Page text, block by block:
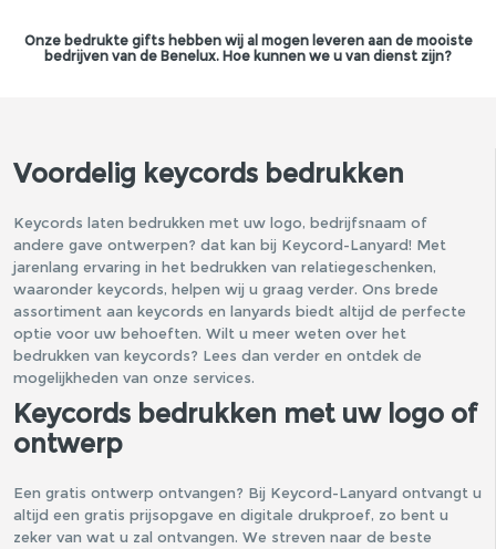
Onze bedrukte gifts hebben wij al mogen leveren aan de mooiste
bedrijven van de Benelux. Hoe kunnen we u van dienst zijn?
Voordelig keycords bedrukken
Keycords laten bedrukken met uw logo, bedrijfsnaam of
andere gave ontwerpen? dat kan bij Keycord-Lanyard! Met
jarenlang ervaring in het bedrukken van relatiegeschenken,
waaronder keycords, helpen wij u graag verder. Ons brede
assortiment aan keycords en lanyards biedt altijd de perfecte
optie voor uw behoeften. Wilt u meer weten over het
bedrukken van keycords? Lees dan verder en ontdek de
mogelijkheden van onze services.
Keycords bedrukken met uw logo of
ontwerp
Een gratis ontwerp ontvangen? Bij Keycord-Lanyard ontvangt u
altijd een gratis prijsopgave en digitale drukproef, zo bent u
zeker van wat u zal ontvangen. We streven naar de beste